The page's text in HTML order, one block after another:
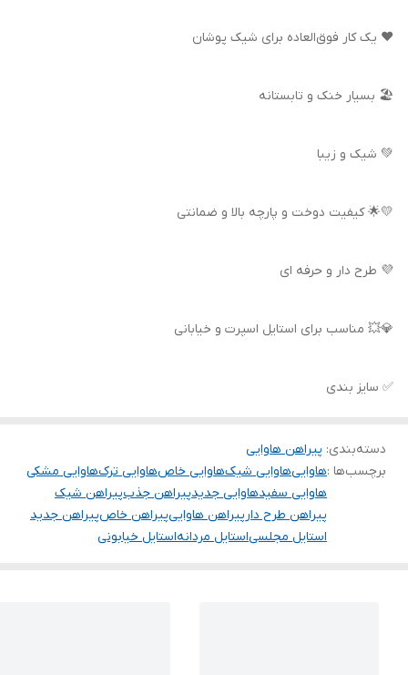
❤️ یک کار فوق‌العاده برای شیک پوشان
🏖️ بسیار خنک و تابستانه
💚 شیک و زیبا
💛🌟 کیفیت دوخت و پارچه بالا و ضمانتی
💜 طرح دار و حرفه ای
💎💥 مناسب برای استایل اسپرت و خیابانی
✅ سایز بندی
دسته‌بندی: پیراهن هاوایی
برچسب‌ها :هاواییهاوایی شیکهاوایی خاصهاوایی ترکهاوایی مشکی
هاوایی سفیدهاوایی جدیدپیراهن جذبپیراهن شیک
پیراهن طرح دار پیراهن هاواییپیراهن خاصپیراهن جدید
استایل مجلسیاستایل مردانهاستایل خیابونی